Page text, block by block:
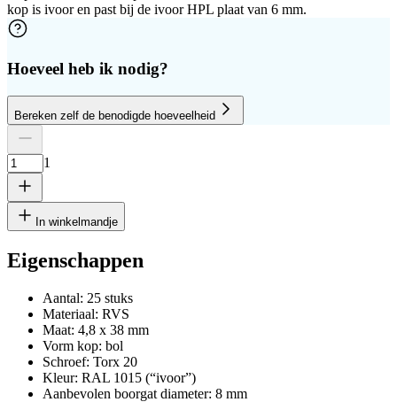
kop is ivoor en past bij de ivoor HPL plaat van 6 mm.
Hoeveel heb ik nodig?
Bereken zelf de benodigde hoeveelheid
Aantal platen
Hoogte
Breedte
Verwijder rij
1
In winkelmandje
Eigenschappen
Aantal: 25 stuks
Materiaal: RVS
Maat: 4,8 x 38 mm
Vorm kop: bol
Schroef: Torx 20
Kleur: RAL 1015 (“ivoor”)
Aanbevolen boorgat diameter: 8 mm